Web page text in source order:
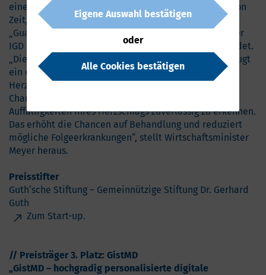
eines Patienten aufgezeichnet werden, unabhängig von
Zeit, Ort und Expertise.
„Guardio
®
“ ist eine eingetragene Marke des Fraunhofer
IGD Rostock. Die Technologie ist zum Patent angemeldet.
„Die Entwicklung aus Mecklenburg-Vorpommern erzeugt
ein differenziertes EKG, dass Patienten mit
Herzkrankheiten eine hervorragende (und oft einzige)
Chance gibt, Unregelmäßigkeiten und andere
Auffälligkeiten ihres Herzschlags zuverlässig zu erkennen.
Das erhöht die Chancen auf Behandlung und reduziert
mögliche Folgeerkrankungen“, stellt Wirtschaftsminister
Meyer heraus.
Preisstifter
Guth‘sche Stiftung – Gemeinnützige Stiftung Dr. Gerhard
Guth
Zum Start-up.
// Preisträger 3. Platz: GistMD
„GistMD – hochgradig personalisierte digitale
Eigene Auswahl bestätigen
oder
Alle Cookies bestätigen